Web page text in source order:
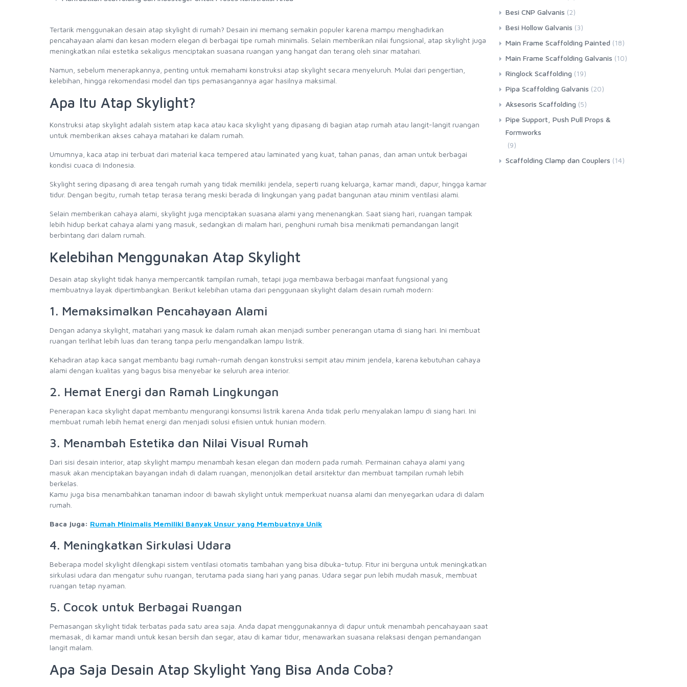
Tertarik menggunakan desain atap skylight di rumah? Desain ini memang semakin populer karena mampu menghadirkan
pencahayaan alami dan kesan modern elegan di berbagai tipe rumah minimalis. Selain memberikan nilai fungsional, atap skylight juga
meningkatkan nilai estetika sekaligus menciptakan suasana ruangan yang hangat dan terang oleh sinar matahari.
Namun, sebelum menerapkannya, penting untuk memahami konstruksi atap skylight secara menyeluruh. Mulai dari pengertian,
kelebihan, hingga rekomendasi model dan tips pemasangannya agar hasilnya maksimal.
Apa Itu Atap Skylight?
Konstruksi atap skylight adalah sistem atap kaca atau kaca skylight yang dipasang di bagian atap rumah atau langit-langit ruangan
untuk memberikan akses cahaya matahari ke dalam rumah.
Umumnya, kaca atap ini terbuat dari material kaca tempered atau laminated yang kuat, tahan panas, dan aman untuk berbagai
kondisi cuaca di Indonesia.
Skylight sering dipasang di area tengah rumah yang tidak memiliki jendela, seperti ruang keluarga, kamar mandi, dapur, hingga kamar
tidur. Dengan begitu, rumah tetap terasa terang meski berada di lingkungan yang padat bangunan atau minim ventilasi alami.
Selain memberikan cahaya alami, skylight juga menciptakan suasana alami yang menenangkan. Saat siang hari, ruangan tampak
lebih hidup berkat cahaya alami yang masuk, sedangkan di malam hari, penghuni rumah bisa menikmati pemandangan langit
berbintang dari dalam rumah.
Kelebihan Menggunakan Atap Skylight
Desain atap skylight tidak hanya mempercantik tampilan rumah, tetapi juga membawa berbagai manfaat fungsional yang
membuatnya layak dipertimbangkan. Berikut kelebihan utama dari penggunaan skylight dalam desain rumah modern:
1. Memaksimalkan Pencahayaan Alami
Dengan adanya skylight, matahari yang masuk ke dalam rumah akan menjadi sumber penerangan utama di siang hari. Ini membuat
ruangan terlihat lebih luas dan terang tanpa perlu mengandalkan lampu listrik.
Kehadiran atap kaca sangat membantu bagi rumah-rumah dengan konstruksi sempit atau minim jendela, karena kebutuhan cahaya
alami dengan kualitas yang bagus bisa menyebar ke seluruh area interior.
2. Hemat Energi dan Ramah Lingkungan
Penerapan kaca skylight dapat membantu mengurangi konsumsi listrik karena Anda tidak perlu menyalakan lampu di siang hari. Ini
membuat rumah lebih hemat energi dan menjadi solusi efisien untuk hunian modern.
3. Menambah Estetika dan Nilai Visual Rumah
Dari sisi desain interior, atap skylight mampu menambah kesan elegan dan modern pada rumah. Permainan cahaya alami yang
masuk akan menciptakan bayangan indah di dalam ruangan, menonjolkan detail arsitektur dan membuat tampilan rumah lebih
berkelas.
Kamu juga bisa menambahkan tanaman indoor di bawah skylight untuk memperkuat nuansa alami dan menyegarkan udara di dalam
rumah.
Baca juga: Rumah Minimalis Memiliki Banyak Unsur yang Membuatnya Unik
4. Meningkatkan Sirkulasi Udara
Beberapa model skylight dilengkapi sistem ventilasi otomatis tambahan yang bisa dibuka-tutup. Fitur ini berguna untuk meningkatkan
sirkulasi udara dan mengatur suhu ruangan, terutama pada siang hari yang panas. Udara segar pun lebih mudah masuk, membuat
ruangan tetap nyaman.
5. Cocok untuk Berbagai Ruangan
Pemasangan skylight tidak terbatas pada satu area saja. Anda dapat menggunakannya di dapur untuk menambah pencahayaan saat
memasak, di kamar mandi untuk kesan bersih dan segar, atau di kamar tidur, menawarkan suasana relaksasi dengan pemandangan
langit malam.
Apa Saja Desain Atap Skylight Yang Bisa Anda Coba?
Besi CNP Galvanis (2)
Besi Hollow Galvanis (3)
Main Frame Scaffolding Painted (18)
Main Frame Scaffolding Galvanis (10)
Ringlock Scaffolding (19)
Pipa Scaffolding Galvanis (20)
Aksesoris Scaffolding (5)
Pipe Support, Push Pull Props &
Formworks
(9)
Scaffolding Clamp dan Couplers (14)